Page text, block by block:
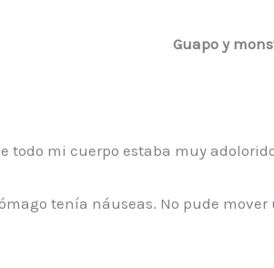
Guapo y
todo mi cuerpo estaba muy
tenía náuseas. No pude mover